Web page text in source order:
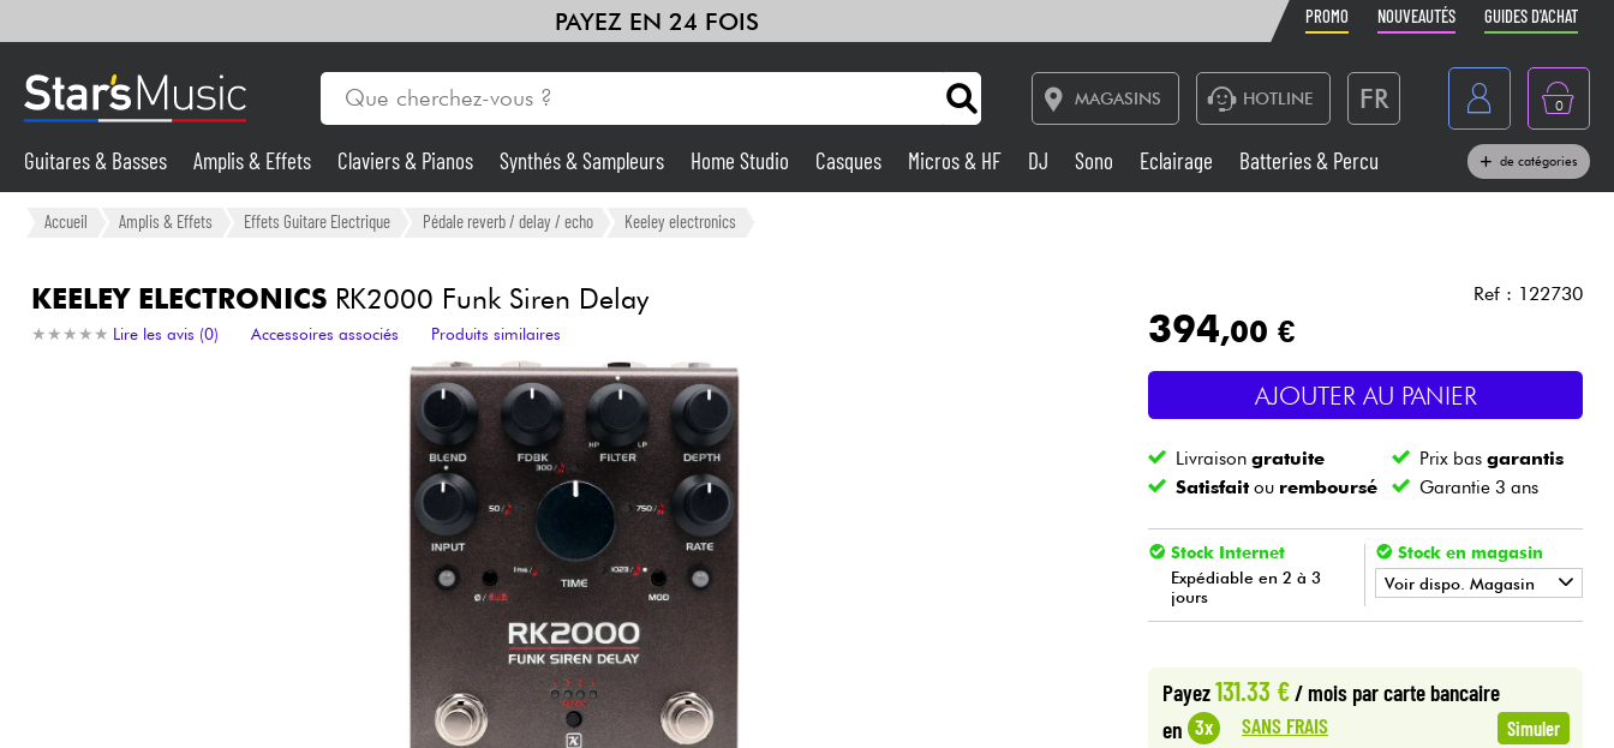
PAYEZ EN 24 FOIS PROMO NOUVEAUTÉS GUIDES D'ACHAT
MAGASINS HOTLINE FR
Belgique
België
Nederland
0
Guitares & Basses Amplis & Effets
Synthés & Sampleurs
Micros & HF Sono
Batteries & Percu Vents
Eveil Musical Câbles & Access.
Packs
Guitares & Basses Amplis & Effets Claviers & Pianos Synthés & Sampleurs Home Studio Casques Micros & HF DJ Sono Eclairage
Batteries & Percu
de catégories
Accueil Amplis & Effets Effets Guitare Electrique Pédale reverb / delay / echo Keeley electronics
KEELEY ELECTRONICSRK2000 Funk Siren Delay
★ ★ ★ ★ ★
★ ★ ★ ★ ★ Lire les avis (0) Accessoires associés Produits similaires
Ref : 122730
394,00 €
AJOUTER AU PANIER
Livraisongratuite Prix bas garantis
Satisfaitou remboursé Garantie 3 ans
Stock Internet
Expédiable en 2 à 3
jours
Stock en magasin
Voir dispo. Magasin
•
Payez131.33 €/ mois par carte bancaire
en 3x SANS FRAIS Simuler